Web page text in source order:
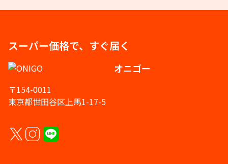
スーパー価格で、すぐ届く
オニゴー
〒154-0011
東京都世田谷区上馬1-17-5